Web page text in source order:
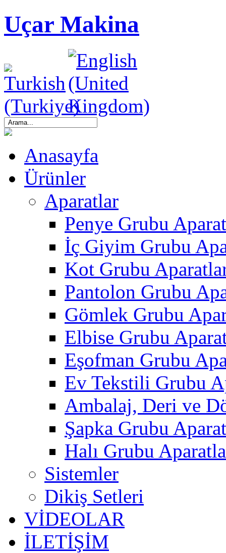
Uçar Makina
Anasayfa
Ürünler
Aparatlar
Penye Grubu
İç Giyim Grubu
Kot Grubu
Pantolon Grubu
Gömlek Grubu
Elbise Grubu
Eşofman Grubu
Ev Tekstili Grubu
Ambalaj, Deri ve
Şapka Grubu
Halı Grubu
Sistemler
Dikiş Setleri
VİDEOLAR
İLETİŞİM